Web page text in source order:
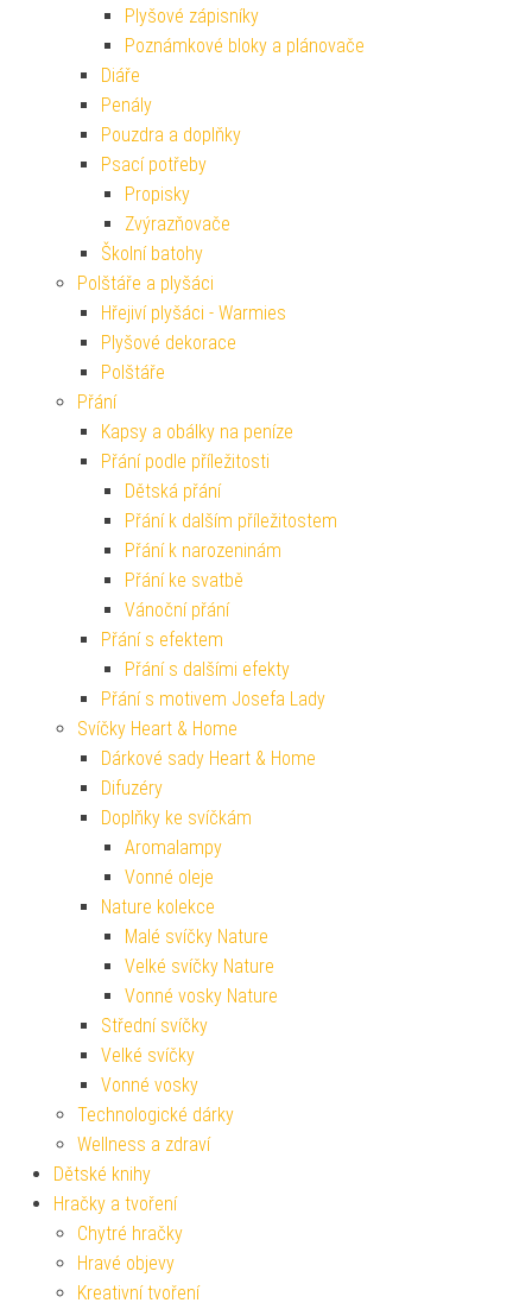
Plyšové zápisníky
Poznámkové bloky a plánovače
Diáře
Penály
Pouzdra a doplňky
Psací potřeby
Propisky
Zvýrazňovače
Školní batohy
Polštáře a plyšáci
Hřejiví plyšáci - Warmies
Plyšové dekorace
Polštáře
Přání
Kapsy a obálky na peníze
Přání podle příležitosti
Dětská přání
Přání k dalším příležitostem
Přání k narozeninám
Přání ke svatbě
Vánoční přání
Přání s efektem
Přání s dalšími efekty
Přání s motivem Josefa Lady
Svíčky Heart & Home
Dárkové sady Heart & Home
Difuzéry
Doplňky ke svíčkám
Aromalampy
Vonné oleje
Nature kolekce
Malé svíčky Nature
Velké svíčky Nature
Vonné vosky Nature
Střední svíčky
Velké svíčky
Vonné vosky
Technologické dárky
Wellness a zdraví
Dětské knihy
Hračky a tvoření
Chytré hračky
Hravé objevy
Kreativní tvoření